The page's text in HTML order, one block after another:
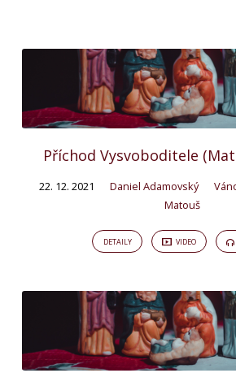
"vánoční
kázání"
Tagged
Kázání
Příchod Vysvoboditele
22. 12. 2021 Daniel Adamovský
Matouš
DETAILY VIDEO